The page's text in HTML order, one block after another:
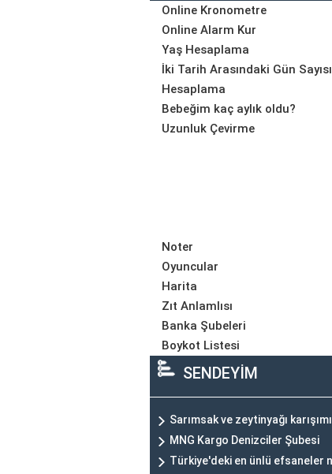
Online Kronometre
Online Alarm Kur
Yaş Hesaplama
İki Tarih Arasındaki Gün
Hesaplama
Bebeğim kaç aylık oldu?
Uzunluk Çevirme
Noter
Oyuncular
Harita
Zıt Anlamlısı
Banka Şubeleri
Boykot Listesi
SENDEYİM
Sarımsak ve zeytinyağı
MNG Kargo Denizciler Şubesi
Türkiye'deki en ünlü efsaneler